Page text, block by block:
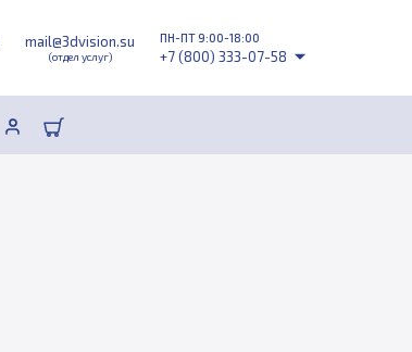
mail@3dvision.su
(отдел услуг)
ПН-ПТ 9:00-18:00
+7 (800) 333-07-58